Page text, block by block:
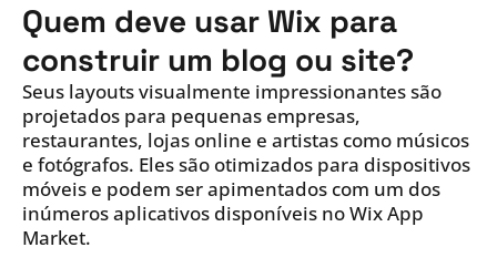
Quem deve usar Wix para
construir um blog ou site?
Seus layouts visualmente impressionantes são
projetados para pequenas empresas,
restaurantes, lojas online e artistas como músicos
e fotógrafos. Eles são otimizados para dispositivos
móveis e podem ser apimentados com um dos
inúmeros aplicativos disponíveis no Wix App
Market.